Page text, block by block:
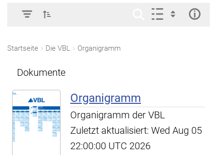
Startseite Die VBL Organigramm
Dokumente
Organigramm
Organigramm der VBL
Zuletzt aktualisiert: Wed Aug 05
22:00:00 UTC 2026